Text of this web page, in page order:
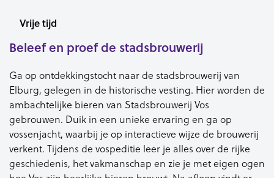
Vrije tijd
Beleef en proef de stadsbrouwerij
Ga op ontdekkingstocht naar de stadsbrouwerij van
Elburg, gelegen in de historische vesting. Hier worden de
ambachtelijke bieren van Stadsbrouwerij Vos
gebrouwen. Duik in een unieke ervaring en ga op
vossenjacht, waarbij je op interactieve wijze de brouwerij
verkent. Tijdens de vospeditie leer je alles over de rijke
geschiedenis, het vakmanschap en zie je met eigen ogen